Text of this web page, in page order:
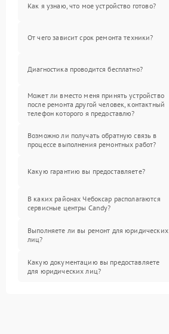
Как я узнаю, что мое устройство готово?
От чего зависит срок ремонта техники?
Диагностика проводится бесплатно?
Может ли вместо меня принять устройство
после ремонта другой человек, контактный
телефон которого я предоставлю?
Возможно ли получать обратную связь в
процессе выполнения ремонтных работ?
Какую гарантию вы предоставляете?
В каких районах Чебоксар располагаются
сервисные центры Candy?
Выполняете ли вы ремонт для юридических
лиц?
Какую документацию вы предоставляете
для юридических лиц?